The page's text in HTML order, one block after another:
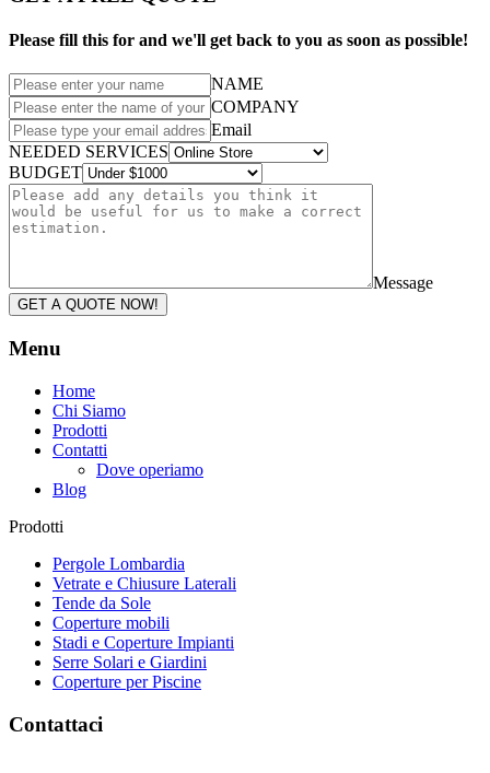
Please fill this for and we'll get back to you as soon as possible!
NAME
COMPANY
Email
NEEDED SERVICES
BUDGET
Message
GET A QUOTE NOW!
Menu
Home
Chi Siamo
Prodotti
Contatti
Dove operiamo
Blog
Prodotti
Pergole Lombardia
Vetrate e Chiusure Laterali
Tende da Sole
Coperture mobili
Stadi e Coperture Impianti
Serre Solari e Giardini
Coperture per Piscine
Contattaci